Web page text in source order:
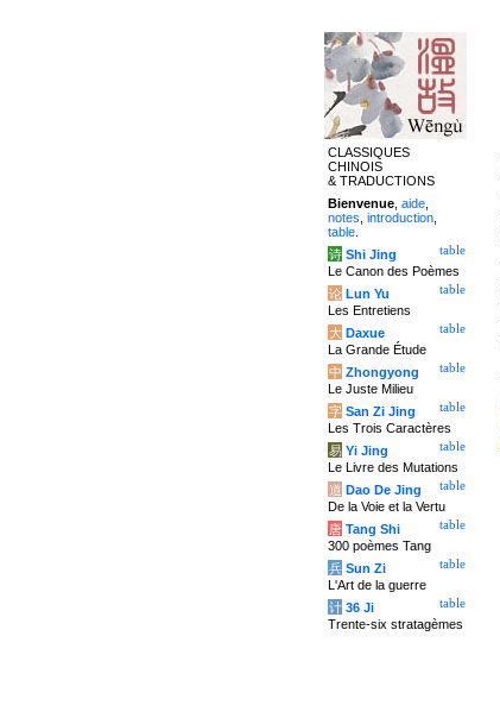
CLASSIQUES
CHINOIS
& TRADUCTIONS
Bienvenue aide
notes introduction
table
table
诗 Shi Jing
Le Canon des Poèmes
table
论 Lun Yu
Les Entretiens
table
大 Daxue
La Grande Étude
table
中 Zhongyong
Le Juste Milieu
table
字 San Zi Jing
Les Trois Caractères
table
易 Yi Jing
Le Livre des Mutations
table
道 Dao De Jing
De la Voie et la Vertu
table
唐 Tang Shi
300 poèmes Tang
table
兵 Sun Zi
L'Art de la guerre
table
计 36 Ji
Trente-six stratagèmes